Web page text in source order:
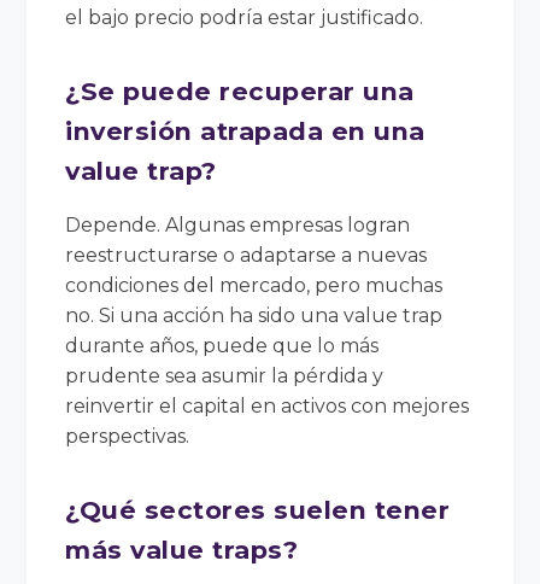
el bajo precio podría estar justificado.
¿Se puede recuperar una
inversión atrapada en una
value trap?
Depende. Algunas empresas logran
reestructurarse o adaptarse a nuevas
condiciones del mercado, pero muchas
no. Si una acción ha sido una value trap
durante años, puede que lo más
prudente sea asumir la pérdida y
reinvertir el capital en activos con mejores
perspectivas.
¿Qué sectores suelen tener
más value traps?